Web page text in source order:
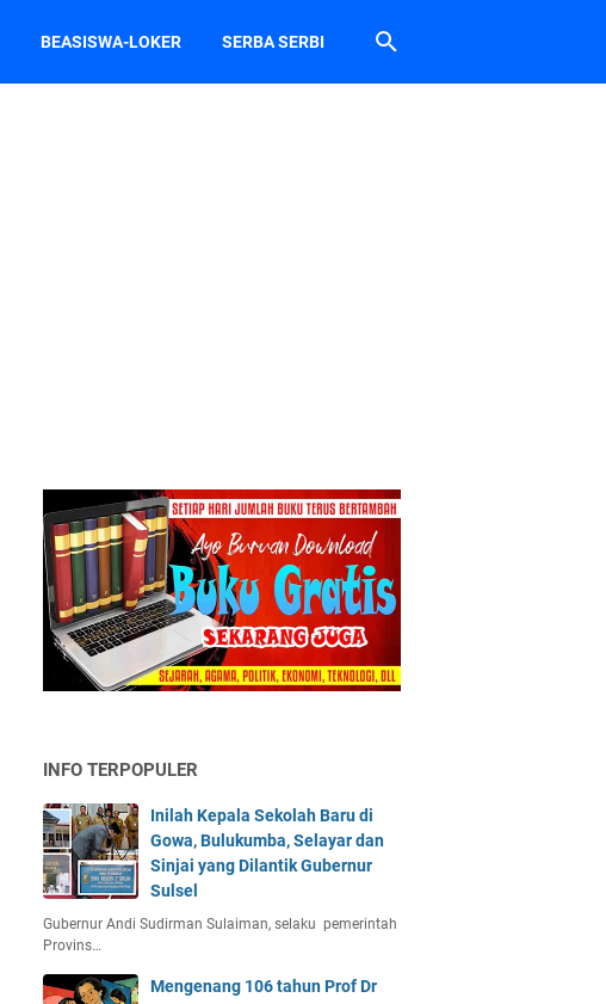
BEASISWA-LOKER SERBA SERBI
INFO TERPOPULER
Inilah Kepala Sekolah Baru di
Gowa, Bulukumba, Selayar dan
Sinjai yang Dilantik Gubernur
Sulsel
Gubernur Andi Sudirman Sulaiman, selaku pemerintah
Provins…
Mengenang 106 tahun Prof Dr